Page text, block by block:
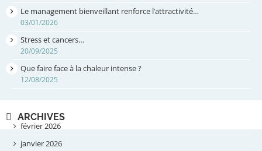
Le management bienveillant renforce l’attractivité…
03/01/2026
Stress et cancers…
20/09/2025
Que faire face à la chaleur intense ?
12/08/2025
ARCHIVES
février 2026
janvier 2026